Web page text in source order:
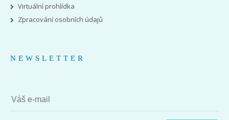
Virtuální prohlídka
Zpracování osobních údajů
NEWSLETTER